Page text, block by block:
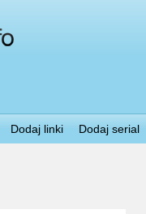
Dodaj linki Dodaj serial